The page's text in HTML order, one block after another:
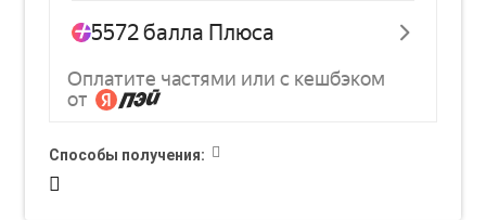
Способы получения: